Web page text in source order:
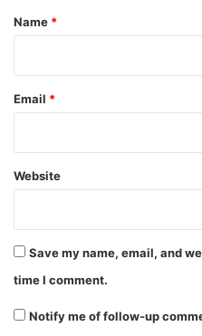
*
Name *
Email *
Website
Save my name, email, and
time I comment.
Notify me of follow-up